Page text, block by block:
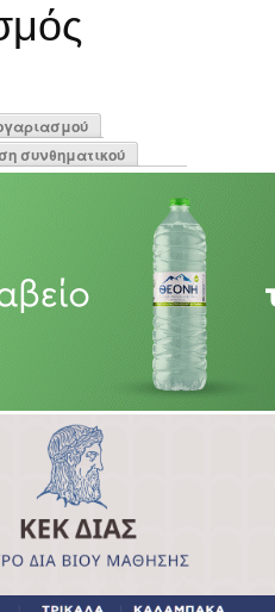
συνθηματικού